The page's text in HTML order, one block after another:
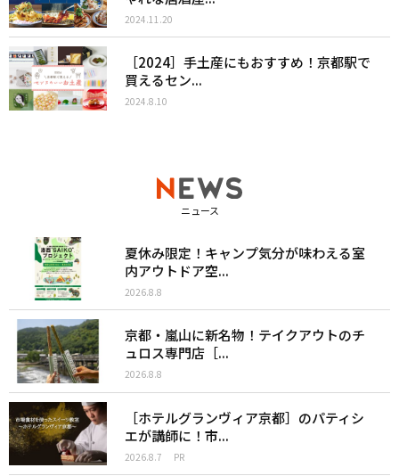
2024.11.20
［2024］手土産にもおすすめ！京都駅で
買えるセン...
2024.8.10
ニュース
夏休み限定！キャンプ気分が味わえる室
内アウトドア空...
2026.8.8
京都・嵐山に新名物！テイクアウトのチ
ュロス専門店［...
2026.8.8
［ホテルグランヴィア京都］のパティシ
エが講師に！市...
2026.8.7 PR